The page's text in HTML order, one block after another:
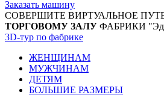
Заказать машину
СОВЕРШИТЕ ВИРТУАЛЬНОЕ
ТОРГОВОМУ ЗАЛУ ФАБРИКИ
3D-тур по фабрике
ЖЕНЩИНАМ
МУЖЧИНАМ
ДЕТЯМ
БОЛЬШИЕ РАЗМЕРЫ